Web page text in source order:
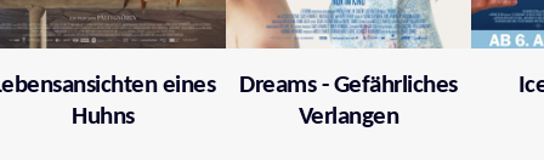
eines
Huhns
Dreams - Gefährliches
Verlangen